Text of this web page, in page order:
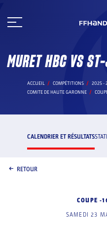
au
MURET HBC VS
ACCUEIL COMPÉTITIONS 2025 -
COMITE DE HAUTE GARONNE
CALENDRIER ET RÉSULTATS
RETOUR
COUPE -
SAMEDI 23